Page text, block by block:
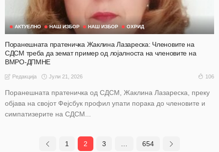
АКТУЕЛНО НАШ ИЗБОР НАШ ИЗБОР ОХРИД
Поранешната пратеничка Жаклина Лазареска: Членовите на
СДСМ треба да земат пример од лојалноста на членовите на
ВМРО-ДПМНЕ
Редакција Јули 21, 2026 106
Поранешната пратеничка од СДСМ, Жаклина Лазареска, преку
објава на својот Фејсбук профил упати порака до членовите и
симпатизерите на СДСМ...
1 2 3 … 654